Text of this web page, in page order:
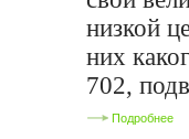
низкой
них
702,
Подробнее